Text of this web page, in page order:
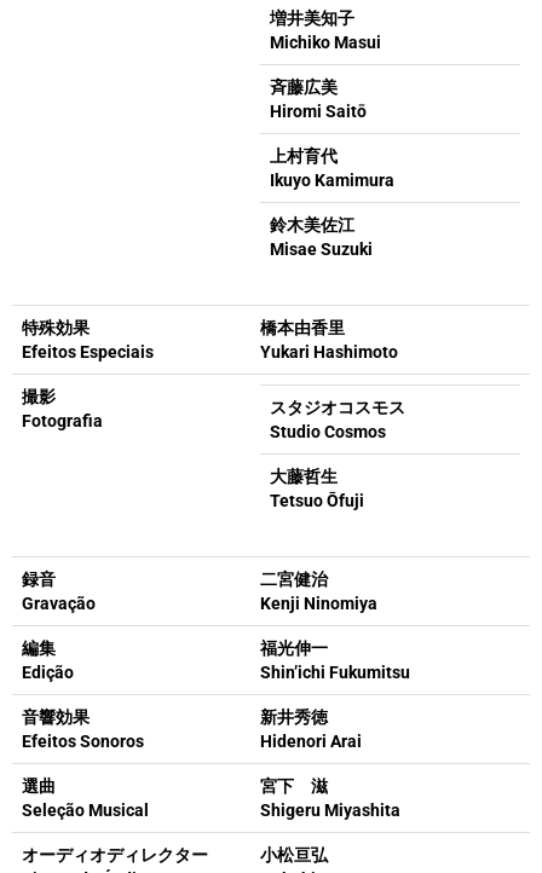
増井美知子
Michiko Masui
斉藤広美
Hiromi Saitō
上村育代
Ikuyo Kamimura
鈴木美佐江
Misae Suzuki
特殊効果
Efeitos Especiais
橋本由香里
Yukari Hashimoto
撮影
Fotografia
スタジオコスモス
Studio Cosmos
大藤哲生
Tetsuo Ōfuji
録音
Gravação
二宮健治
Kenji Ninomiya
編集
Edição
福光伸一
Shin’ichi Fukumitsu
音響効果
Efeitos Sonoros
新井秀徳
Hidenori Arai
選曲
Seleção Musical
宮下 滋
Shigeru Miyashita
オーディオディレクター
小松亘弘